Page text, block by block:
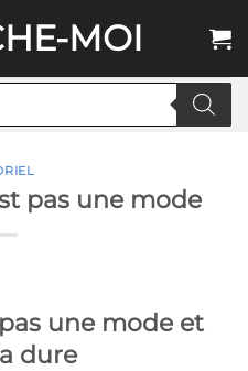
MOI
pas une mode
une mode et
dure